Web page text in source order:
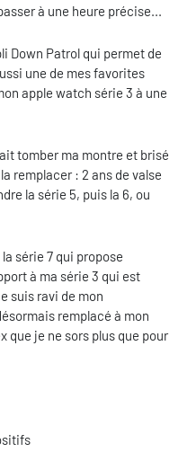
à une heure précise...
Down Patrol qui permet de
une de mes favorites
apple watch série 3 à une
tomber ma montre et brisé
remplacer : 2 ans de valse
la série 5, puis la 6, ou
série 7 qui propose
à ma série 3 qui est
suis ravi de mon
remplacé à mon
que je ne sors plus que pour